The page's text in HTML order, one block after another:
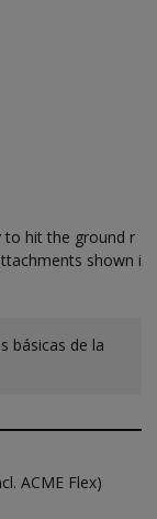
to hit the ground r
shown i
básicas de la
ACME Flex)